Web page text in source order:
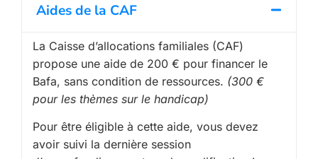
Aides de la CAF
La Caisse d’allocations familiales (CAF)
propose une aide de 200 € pour financer le
Bafa, sans condition de ressources. (300 €
pour les thèmes sur le handicap)
Pour être éligible à cette aide, vous devez
avoir suivi la dernière session